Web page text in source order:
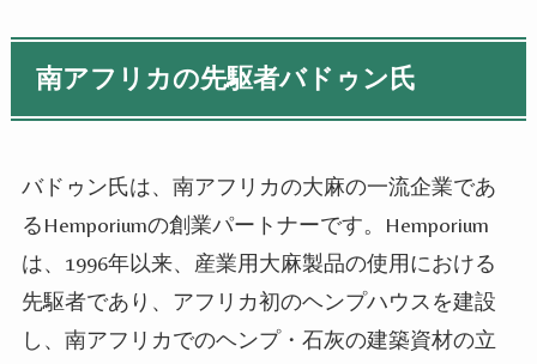
南アフリカの先駆者バドゥン氏
バドゥン氏は、南アフリカの大麻の一流企業であ
るHemporiumの創業パートナーです。 Hemporium
は、1996年以来、産業用大麻製品の使用における
先駆者であり、アフリカ初のヘンプハウスを建設
し、南アフリカでのヘンプ・ 石灰の建築資材の立